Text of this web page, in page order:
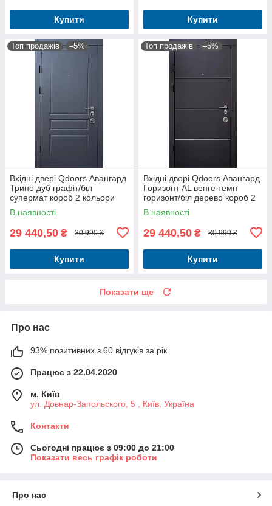
Купити Купити
Топ продажів –5%
Вхідні двері Qdoors Авангард
Трино дуб графіт/біл
супермат короб 2 кольори
В наявності
29 440,50 ₴ 30 990 ₴
Купити
Топ продажів –5%
Вхідні двері Qdoors Авангард
Горизонт AL венге темн
горизонт/біл дерево короб 2
кольори
В наявності
29 440,50 ₴ 30 990 ₴
Купити
Показати ще
Про нас
93% позитивних з 60 відгуків за рік
Працює з 22.04.2020
м. Київ
ул. Довнар-Запольского, 5 , Київ, Україна
Контакти
Сьогодні працює з 09:00 до 21:00
Показати весь графік роботи
Про нас